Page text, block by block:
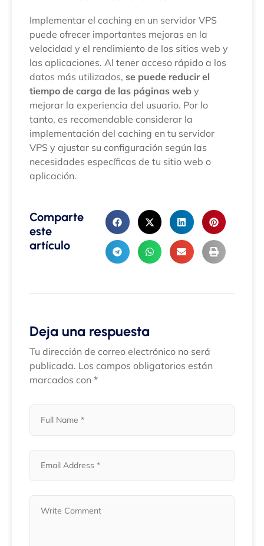
Implementar el caching en un servidor VPS
puede ofrecer importantes mejoras en la
velocidad y el rendimiento de los sitios web y
las aplicaciones. Al tener acceso rápido a los
datos más utilizados, se puede reducir el
tiempo de carga de las páginas web y
mejorar la experiencia del usuario. Por lo
tanto, es recomendable considerar la
implementación del caching en tu servidor
VPS y ajustar su configuración según las
necesidades específicas de tu sitio web o
aplicación.
Comparte
este
artículo
Deja una respuesta
Tu dirección de correo electrónico no será
publicada. Los campos obligatorios están
marcados con *